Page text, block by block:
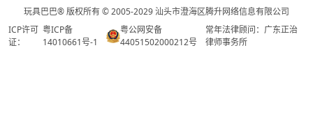
玩具巴巴® 版权所有 © 2005-2029 汕头市澄海区腾升网络信息有限公司
ICP许可
证：
粤ICP备
14010661号-1
粤公网安备
44051502000212号
常年法律顾问：广东正治
律师事务所